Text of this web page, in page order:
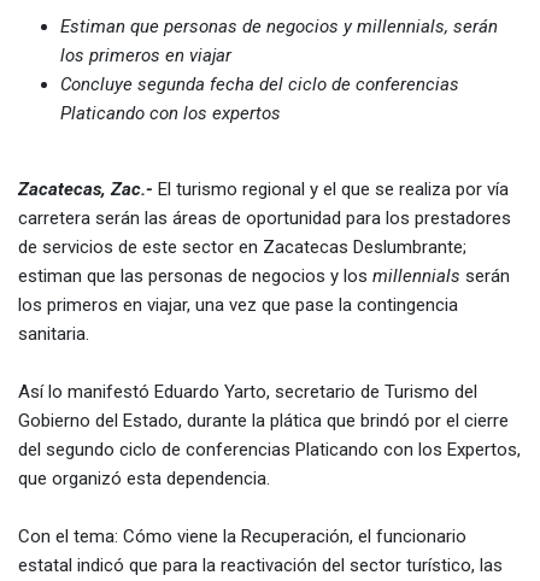
Estiman que personas de negocios y millennials, serán
los primeros en viajar
Concluye segunda fecha del ciclo de conferencias
Platicando con los expertos
Zacatecas, Zac.- El turismo regional y el que se realiza por vía
carretera serán las áreas de oportunidad para los prestadores
de servicios de este sector en Zacatecas Deslumbrante;
estiman que las personas de negocios y los millennials serán
los primeros en viajar, una vez que pase la contingencia
sanitaria.
Así lo manifestó Eduardo Yarto, secretario de Turismo del
Gobierno del Estado, durante la plática que brindó por el cierre
del segundo ciclo de conferencias Platicando con los Expertos,
que organizó esta dependencia.
Con el tema: Cómo viene la Recuperación, el funcionario
estatal indicó que para la reactivación del sector turístico, las